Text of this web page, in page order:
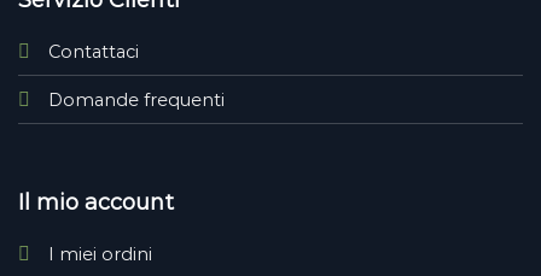
Contattaci
Domande frequenti
Il mio account
I miei ordini